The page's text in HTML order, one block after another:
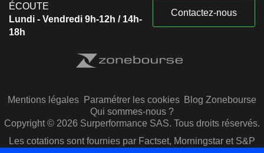
ÉCOUTE
Lundi - Vendredi 9h-12h / 14h-
18h
Contactez-nous
Mentions légales Paramétrer les cookies Blog Zonebourse
Qui sommes-nous ?
Copyright © 2026 Surperformance SAS. Tous droits réservés.
Les cotations sont fournies par Factset, Morningstar et S&P